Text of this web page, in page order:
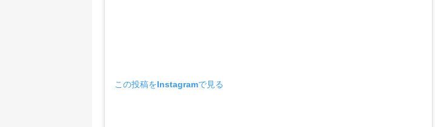
この投稿をInstagramで見る